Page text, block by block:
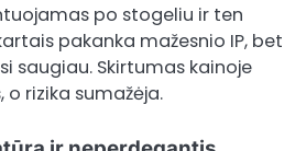
po stogeliu ir ten
pakanka mažesnio IP, bet
saugiau. Skirtumas kainoje
o rizika sumažėja.